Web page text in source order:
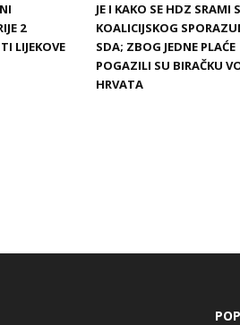
2
LIJEKOVE
JE I KAKO SE HDZ SRAMI
KOALICIJSKOG
SDA; ZBOG JEDNE PLAĆE
POGAZILI SU BIRAČKU
HRVATA